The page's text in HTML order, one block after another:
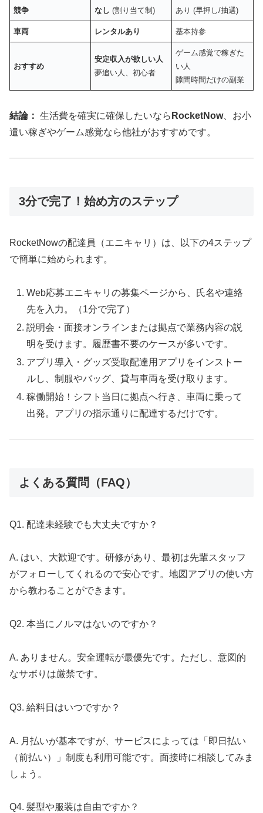
競争 なし (割り当て制) あり (早押し/抽選)
車両 レンタルあり 基本持参
おすすめ
安定収入が欲しい人
夢追い人、初心者
ゲーム感覚で稼ぎた
い人
隙間時間だけの副業
結論： 生活費を確実に確保したいなら RocketNow、お小
遣い稼ぎやゲーム感覚なら他社がおすすめです。
3分で完了！始め方のステップ
RocketNowの配達員（エニキャリ）は、以下の4ステップ
で簡単に始められます。
Web応募エニキャリの募集ページから、氏名や連絡
先を入力。（1分で完了）
説明会・面接オンラインまたは拠点で業務内容の説
明を受けます。履歴書不要のケースが多いです。
アプリ導入・グッズ受取配達用アプリをインストー
ルし、制服やバッグ、貸与車両を受け取ります。
稼働開始！シフト当日に拠点へ行き、車両に乗って
出発。アプリの指示通りに配達するだけです。
よくある質問（FAQ）
Q1. 配達未経験でも大丈夫ですか？
A. はい、大歓迎です。研修があり、最初は先輩スタッフ
がフォローしてくれるので安心です。地図アプリの使い方
から教わることができます。
Q2. 本当にノルマはないのですか？
A. ありません。安全運転が最優先です。ただし、意図的
なサボりは厳禁です。
Q3. 給料日はいつですか？
A. 月払いが基本ですが、サービスによっては「即日払い
（前払い）」制度も利用可能です。面接時に相談してみま
しょう。
Q4. 髪型や服装は自由ですか？